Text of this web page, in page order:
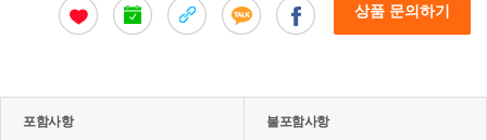
상품 문의하기
포함사항 불포함사항